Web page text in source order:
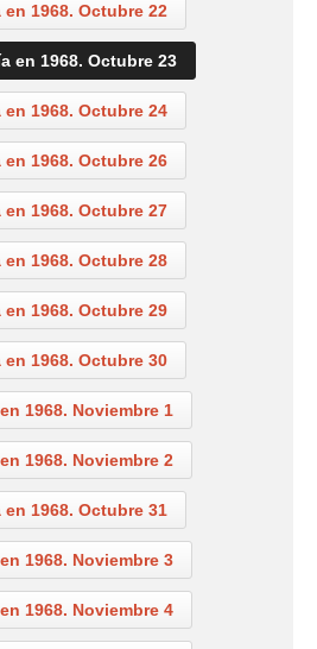
en 1968. Octubre 22
en 1968. Octubre 23
en 1968. Octubre 24
en 1968. Octubre 26
en 1968. Octubre 27
en 1968. Octubre 28
en 1968. Octubre 29
en 1968. Octubre 30
1968. Noviembre 1
1968. Noviembre 2
en 1968. Octubre 31
1968. Noviembre 3
1968. Noviembre 4